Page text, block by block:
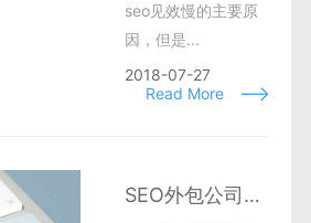
seo见效慢的主要原
因，但是...
2018-07-27
Read More
SEO外包公司哪家好?企业SEO优化到底自己做还是外包好?